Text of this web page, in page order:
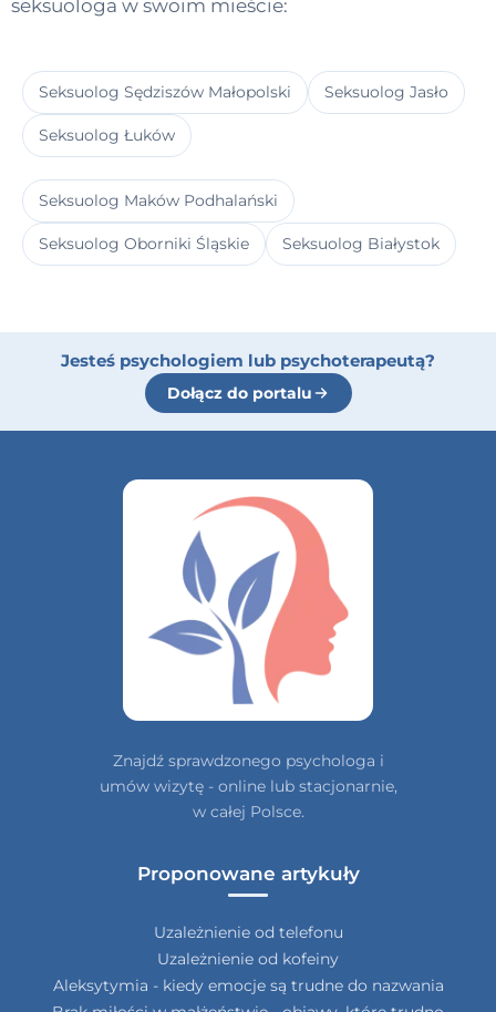
seksuologa w swoim mieście:
Seksuolog Sędziszów Małopolski Seksuolog Jasło
Seksuolog Łuków
Seksuolog Maków Podhalański
Seksuolog Oborniki Śląskie Seksuolog Białystok
Jesteś psychologiem lub psychoterapeutą?
Dołącz do portalu
Znajdź sprawdzonego psychologa i
umów wizytę - online lub stacjonarnie,
w całej Polsce.
Proponowane artykuły
Uzależnienie od telefonu
Uzależnienie od kofeiny
Aleksytymia - kiedy emocje są trudne do nazwania